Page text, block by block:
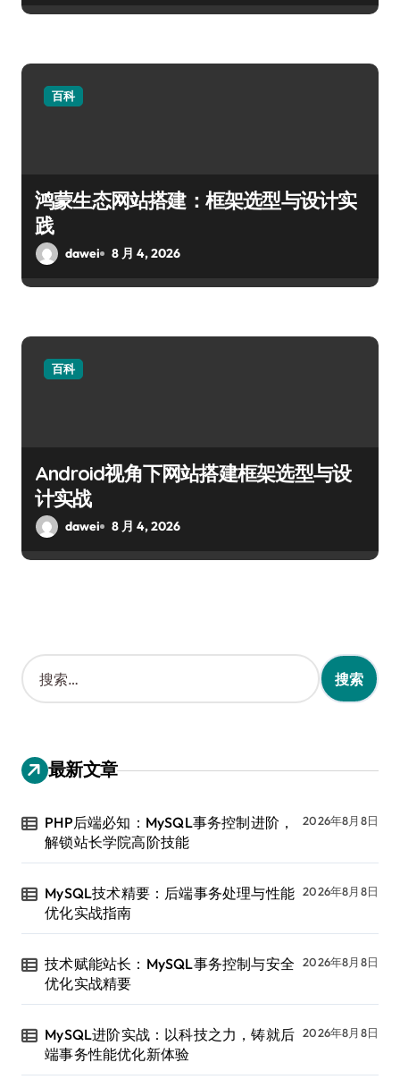
百科
鸿蒙生态网站搭建：框架选型与设计实
践
dawei 8 月 4, 2026
百科
Android视角下网站搭建框架选型与设
计实战
dawei 8 月 4, 2026
搜
索
：
最新文章
PHP后端必知：MySQL事务控制进阶，
解锁站长学院高阶技能
2026年8月8日
MySQL技术精要：后端事务处理与性能
优化实战指南
2026年8月8日
技术赋能站长：MySQL事务控制与安全
优化实战精要
2026年8月8日
MySQL进阶实战：以科技之力，铸就后
端事务性能优化新体验
2026年8月8日